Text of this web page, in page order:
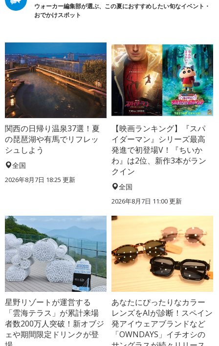
ウォーカー編集部が選ぶ、この夏におすすめしたい旬なイベント・
おでかけスポット
関西の日帰り温泉37選！夏
の琵琶湖や有馬でリフレッ
シュしよう
全国
2026年8月7日 18:25 更新
【映画ランキング】『スパ
イダーマン』シリーズ最高
発進で初登場V！『ちいか
わ』は2位、新作3本がラン
クイン
全国
2026年8月7日 11:00更新
星野リゾートが運営する
「雲海テラス」が累計来場
者数200万人突破！新オブジ
ェや期間限定ドリンクが登
あなたにぴったりなカラー
レンズをAIが診断！スペイン
発アイウェアブランドなど
「OWNDAYS」イチオシの